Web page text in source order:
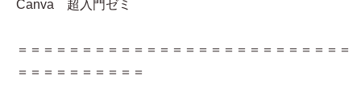
Canva 超入門ゼミ
＝＝＝＝＝＝＝＝＝＝＝＝＝＝＝＝＝＝＝＝＝＝＝＝＝＝
＝＝＝＝＝＝＝＝＝＝